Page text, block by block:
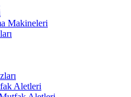
Makineleri
Aletleri